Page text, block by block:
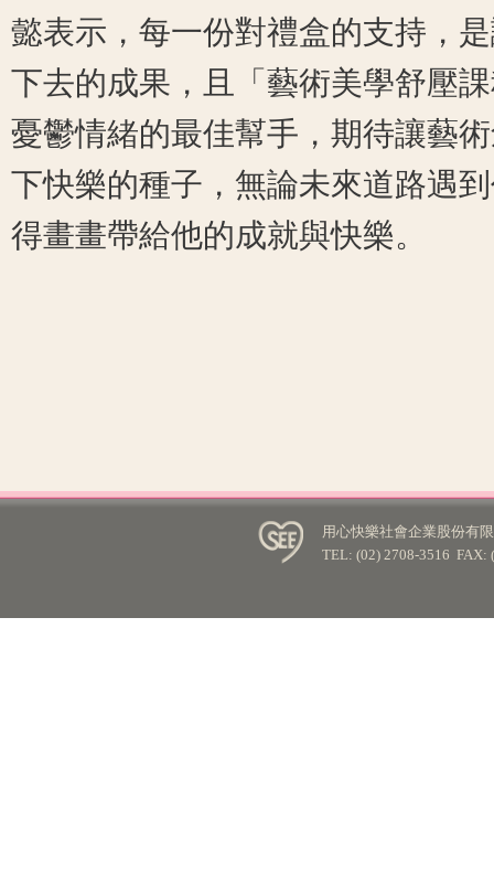
懿表示，每一份對禮盒的支持，
下去的成果，且「藝術美學舒壓
憂鬱情緒的最佳幫手，期待讓藝
下快樂的種子，無論未來道路遇
得畫畫帶給他的成就與快樂。
用心快樂社會企業股份有
TEL: (02) 2708-3516